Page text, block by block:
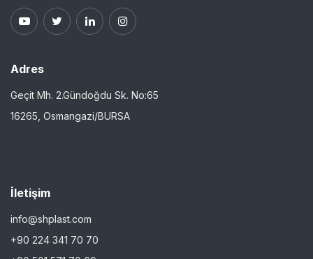
Adres
Geçit Mh. 2.Gündoğdu Sk. No:65
16265, Osmangazi/BURSA
İletişim
info@shplast.com
+90 224 341 70 70